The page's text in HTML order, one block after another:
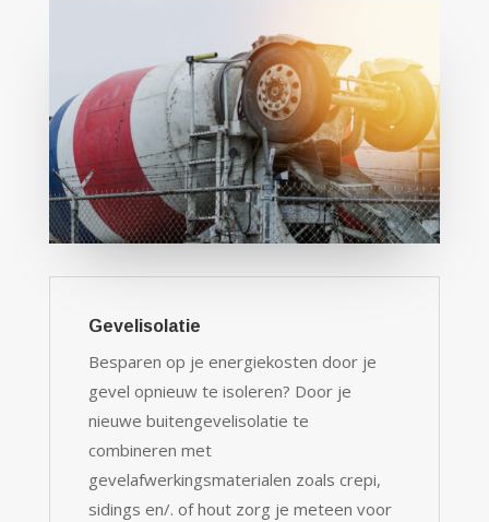
Gevelisolatie
Besparen op je energiekosten door je
gevel opnieuw te isoleren? Door je
nieuwe buitengevelisolatie te
combineren met
gevelafwerkingsmaterialen zoals crepi,
sidings en/. of hout zorg je meteen voor